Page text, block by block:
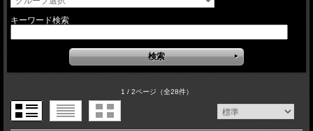
キーワード検索
1 / 2ページ（全28件）